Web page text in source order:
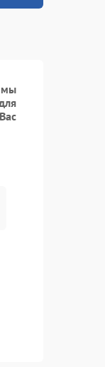
мы
Вас